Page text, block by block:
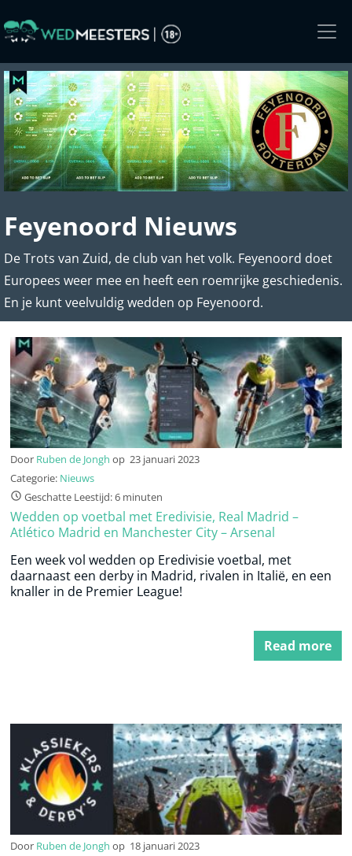
to
content
Feyenoord Nieuws
De Trots van Zuid, de club van het volk. Feyenoord doet
Europees weer mee en heeft een roemrijke geschiedenis.
En je kunt veelvuldig wedden op Feyenoord.
Door Ruben de Jongh op 23 januari 2023
Categorie: Nieuws
Geschatte Leestijd: 6 minuten
Wedden op voetbal met Eredivisie, Real Madrid –
Atlético Madrid en Manchester City – Arsenal
Een week vol wedden op Eredivisie voetbal, met
daarnaast een derby in Madrid, rivalen in Italië, en een
knaller in de Premier League!
Read more
Door Ruben de Jongh op 18 januari 2023